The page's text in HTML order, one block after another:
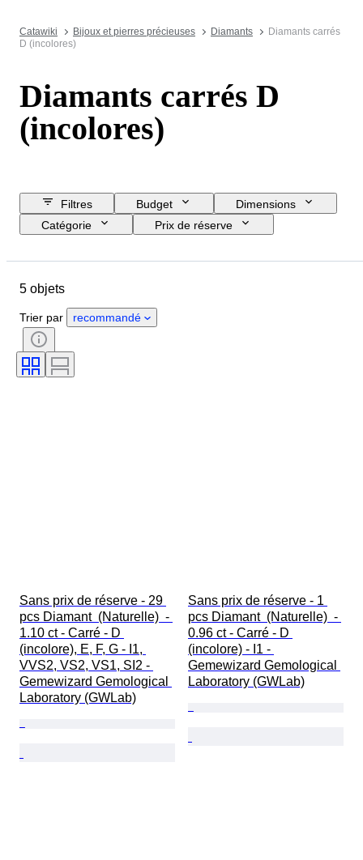
Catawiki Bijoux et pierres précieuses Diamants
Diamants carrés
D (incolores)
Diamants carrés D
(incolores)
Filtres Budget
Dimensions
Catégorie
Prix de réserve
Degré de couleur
Type de diamant
Symétrie
Polissage (diamants)
5 objets
Trier par recommandé
Sans prix de réserve - 29
pcs Diamant  (Naturelle)  -
1.10 ct - Carré - D
(incolore), E, F, G - I1,
VVS2, VS2, VS1, SI2 -
Gemewizard Gemological
Laboratory (GWLab)
Sans prix de réserve - 1
pcs Diamant  (Naturelle)  -
0.96 ct - Carré - D
(incolore) - I1 -
Gemewizard Gemological
Laboratory (GWLab)